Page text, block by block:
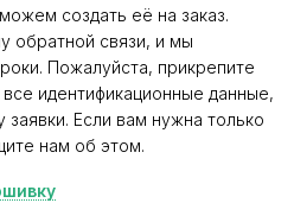
создать её на заказ.
обратной связи, и мы
Пожалуйста, прикрепите
идентификационные данные,
Если вам нужна только
нам об этом.